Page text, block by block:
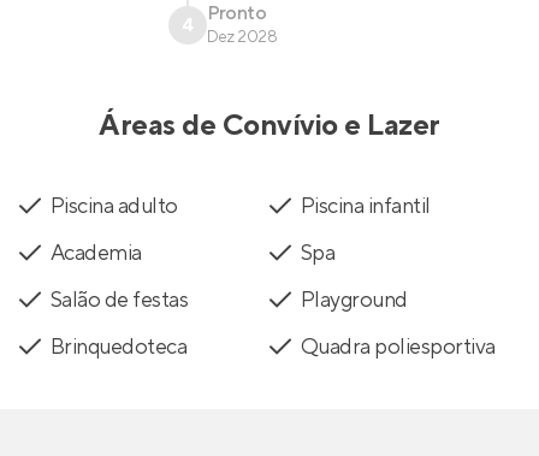
4 Pronto
Dez 2028
Áreas de Convívio e Lazer
Piscina adulto
Piscina infantil
Academia
Spa
Salão de festas
Playground
Brinquedoteca
Quadra poliesportiva